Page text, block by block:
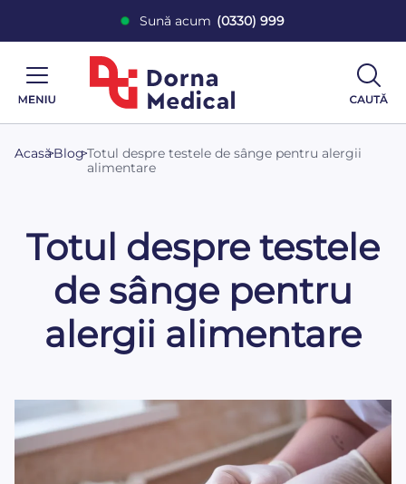
Sună acum (0330) 999
Acasă>Blog>Totul despre testele de sânge pentru alergii
alimentare
Totul despre testele
de sânge pentru
alergii alimentare